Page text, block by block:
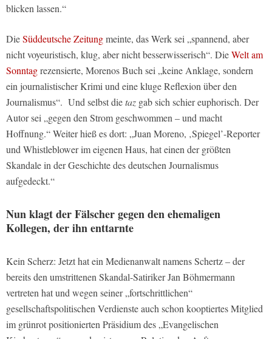
blicken lassen.“
DieSüddeutsche Zeitungmeinte, das Werk sei „spannend, aber
nicht voyeuristisch, klug, aber nicht besserwisserisch“. DieWelt am
Sonntagrezensierte, Morenos Buch sei „keine Anklage, sondern
ein journalistischer Krimi und eine kluge Reflexion über den
Journalismus“. Und selbst dietaz gab sich schier euphorisch. Der
Autor sei „gegen den Strom geschwommen – und macht
Hoffnung.“ Weiter hieß es dort: „Juan Moreno, ‚Spiegel’-Reporter
und Whistleblower im eigenen Haus, hat einen der größten
Skandale in der Geschichte des deutschen Journalismus
aufgedeckt.“
Nun klagt der Fälscher gegen den ehemaligen
Kollegen, der ihn enttarnte
Kein Scherz: Jetzt hat ein Medienanwalt namens Schertz – der
bereits den umstrittenen Skandal-Satiriker Jan Böhmermann
vertreten hat und wegen seiner „fortschrittlichen“
gesellschaftspolitischen Verdienste auch schon kooptiertes Mitglied
im grünrot positionierten Präsidium des „Evangelischen